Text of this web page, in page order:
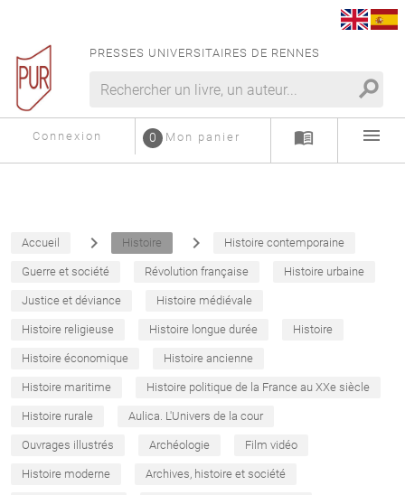
PRESSES UNIVERSITAIRES DE RENNES
search
Connexion Mon panier
0 menu_book menu
Accueil navigate_next Histoire navigate_next Histoire contemporaine
Guerre et société Révolution française Histoire urbaine
Justice et déviance Histoire médiévale
Histoire religieuse Histoire longue durée Histoire
Histoire économique Histoire ancienne
Histoire maritime Histoire politique de la France au XXe siècle
Histoire rurale Aulica. L'Univers de la cour
Ouvrages illustrés Archéologie Film vidéo
Histoire moderne Archives, histoire et société